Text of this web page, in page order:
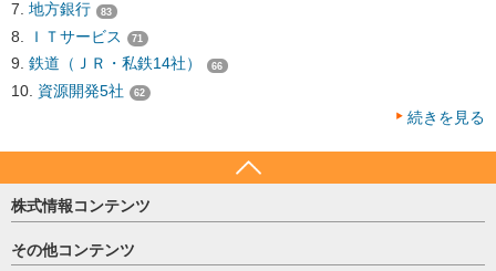
地方銀行 83
ＩＴサービス 71
鉄道（ＪＲ・私鉄14社） 66
資源開発5社 62
続きを見る
株式情報コンテンツ
日経平均
その他コンテンツ